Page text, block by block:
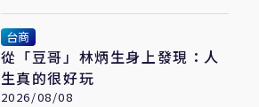
台商
從「豆哥」林炳生身上發現：人
生真的很好玩
2026/08/08